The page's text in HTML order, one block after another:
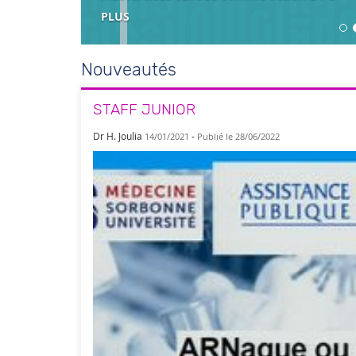
PLUS
Nouveautés
STAFF JUNIOR
Dr H. Joulia 14/01/2021 - Publié le 28/06/2022